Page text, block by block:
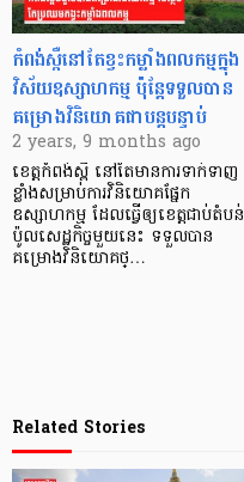
កំពង់ស្ពឺនៅតែខ្វះកម្លាំងពលកម្មក្នុង
វិស័យឧស្សាហកម្ម ប៉ុន្តែទទួលបាន
គម្រោងវិនិយោគជាបន្តបន្ទាប់
2 years, 9 months ago
ខេត្តកំពង់ស្ពឺ នៅតែមានការទាក់ទាញ
ខ្លាំងសម្រាប់ការវិនិយោគផ្នែក
ឧស្សាហកម្ម ដែលធ្វើឲ្យខេត្តជាប់តំបន់
ប៉ូលសេដ្ឋកិច្ចមួយនេះ ទទួលបាន
គម្រោងវិនិយោគថ្…
Related Stories